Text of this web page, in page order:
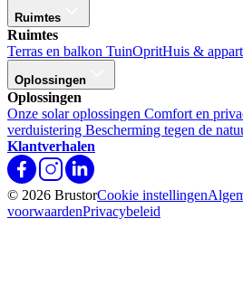
Ruimtes
Ruimtes
Terras en balkon TuinOpritHuis &
Oplossingen
Oplossingen
Onze solar oplossingen Comfort en
verduistering Bescherming tegen de
Klantverhalen
© 2026 BrustorCookie instellingen
voorwaardenPrivacybeleid